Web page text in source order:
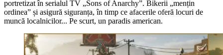
portretizat în serialul TV „Sons of Anarchy”. Bikerii „mențin
ordinea” și asigură siguranța, în timp ce afacerile oferă locuri de
muncă localnicilor... Pe scurt, un paradis american.